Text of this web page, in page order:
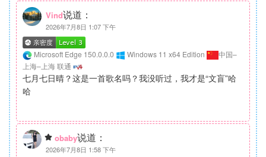
Vind说道：
2026年7月8日 1:07 下午
Microsoft Edge 150.0.0.0 Windows 11 x64 Edition
中国–
上海–上海 联通
七月七日晴？这是一首歌名吗？我没听过，我才是“文盲”哈
哈
obaby说道：
2026年7月8日 1:58 下午